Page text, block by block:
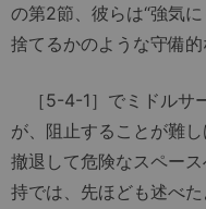
の第2節、彼らは“強気
捨てるかのような守備的
［5-4-1］でミドルサ
が、阻止することが難
撤退して危険なスペー
持では、先ほども述べ